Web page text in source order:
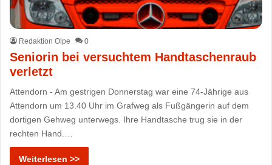
Redaktion Olpe 0
Seniorin bei versuchtem Handtaschenraub
verletzt
Attendorn - Am gestrigen Donnerstag war eine 74-Jährige aus
Attendorn um 13.40 Uhr im Grafweg als Fußgängerin auf dem
dortigen Gehweg unterwegs. Ihre Handtasche trug sie in der
rechten Hand.…
Weiterlesen >>